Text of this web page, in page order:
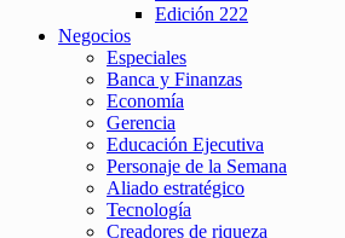
Edición 222
Negocios
Especiales
Banca y Finanzas
Economía
Gerencia
Educación Ejecutiva
Personaje de la Semana
Aliado estratégico
Tecnología
Creadores de riqueza